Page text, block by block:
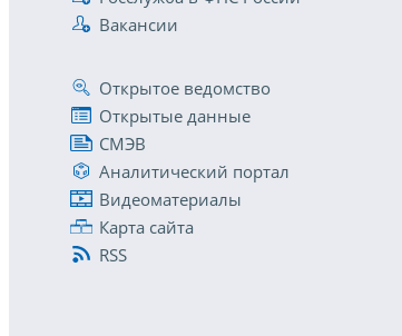
Вакансии
Открытое ведомство
Открытые данные
СМЭВ
Аналитический портал
Видеоматериалы
Карта сайта
RSS